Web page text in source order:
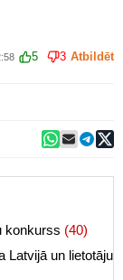
5 3 Atbildēt
konkurss (40)
Latvijā un lietotāju